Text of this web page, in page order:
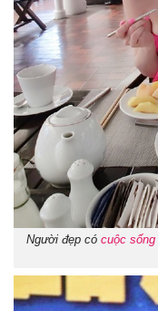
Người đẹp có cuộc sống